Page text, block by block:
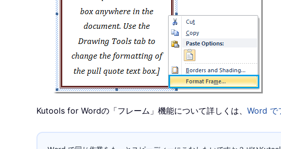
Kutools for Wordの「フレーム」機能について詳しくは、 Word で